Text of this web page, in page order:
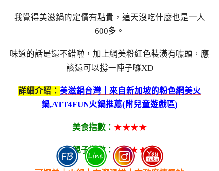
我覺得美滋鍋的定價有點貴，這天沒吃什麼也是一人
600多。
味道的話是還不錯啦，加上網美粉紅色裝潢有噱頭，應
該還可以撐一陣子囉XD
詳細介紹： 美滋鍋台灣｜來自新加坡的粉色網美火
鍋,ATT4FUN火鍋推薦(附兒童遊戲區)
美食指數： ★★★★
親子指數：★★★★